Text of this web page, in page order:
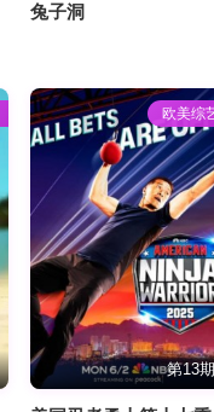
兔子洞
欧美综
第13